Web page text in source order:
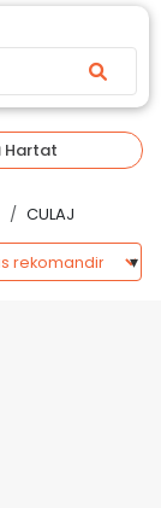
Hartat
CULAJ